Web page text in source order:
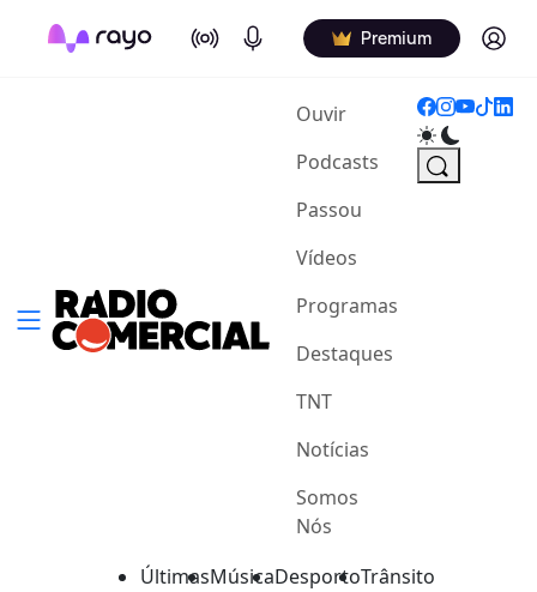
On Air Podcasts Premium Log in
Ouvir(current)
Podcasts
Passou
Vídeos
Programas
Destaques
TNT
Notícias
Somos
Nós
ÚltimasMúsicaDesportoTrânsito